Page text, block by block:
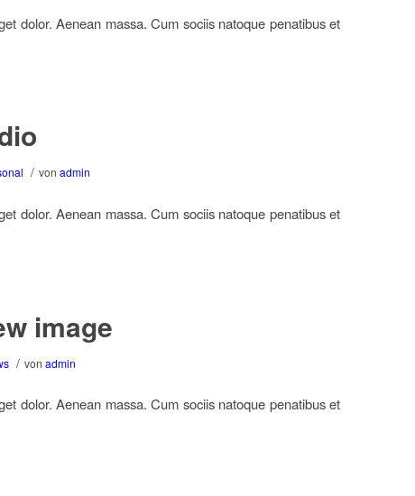
dolor. Aenean massa. Cum sociis natoque penatibus et
/ von admin
dolor. Aenean massa. Cum sociis natoque penatibus et
image
/ von admin
dolor. Aenean massa. Cum sociis natoque penatibus et